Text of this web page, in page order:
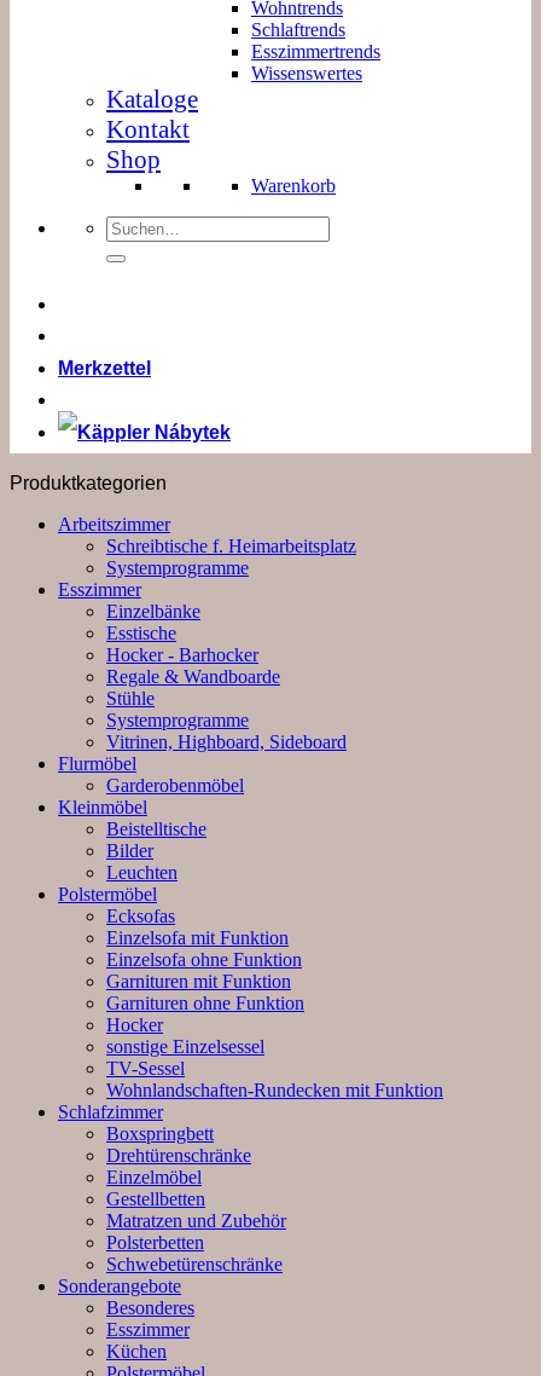
Wohntrends
Schlaftrends
Esszimmertrends
Wissenswertes
Kataloge
Kontakt
Shop
Warenkorb
Suchen
nach:
Merkzettel
Produktkategorien
Arbeitszimmer
Schreibtische f. Heimarbeitsplatz
Systemprogramme
Esszimmer
Einzelbänke
Esstische
Hocker - Barhocker
Regale & Wandboarde
Stühle
Systemprogramme
Vitrinen, Highboard, Sideboard
Flurmöbel
Garderobenmöbel
Kleinmöbel
Beistelltische
Bilder
Leuchten
Polstermöbel
Ecksofas
Einzelsofa mit Funktion
Einzelsofa ohne Funktion
Garnituren mit Funktion
Garnituren ohne Funktion
Hocker
sonstige Einzelsessel
TV-Sessel
Wohnlandschaften-Rundecken mit Funktion
Schlafzimmer
Boxspringbett
Drehtürenschränke
Einzelmöbel
Gestellbetten
Matratzen und Zubehör
Polsterbetten
Schwebetürenschränke
Sonderangebote
Besonderes
Esszimmer
Küchen